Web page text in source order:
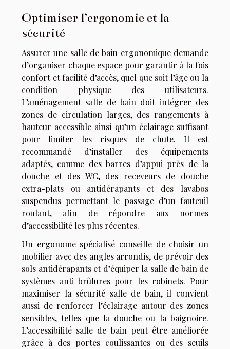
Optimiser l’ergonomie et la
sécurité
Assurer une salle de bain ergonomique demande
d’organiser chaque espace pour garantir à la fois
confort et facilité d’accès, quel que soit l’âge ou la
condition physique des utilisateurs.
L’aménagement salle de bain doit intégrer des
zones de circulation larges, des rangements à
hauteur accessible ainsi qu’un éclairage suffisant
pour limiter les risques de chute. Il est
recommandé d’installer des équipements
adaptés, comme des barres d’appui près de la
douche et des WC, des receveurs de douche
extra-plats ou antidérapants et des lavabos
suspendus permettant le passage d’un fauteuil
roulant, afin de répondre aux normes
d’accessibilité les plus récentes.
Un ergonome spécialisé conseille de choisir un
mobilier avec des angles arrondis, de prévoir des
sols antidérapants et d’équiper la salle de bain de
systèmes anti-brûlures pour les robinets. Pour
maximiser la sécurité salle de bain, il convient
aussi de renforcer l’éclairage autour des zones
sensibles, telles que la douche ou la baignoire.
L’accessibilité salle de bain peut être améliorée
grâce à des portes coulissantes ou des seuils